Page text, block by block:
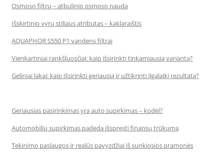
Osmoso filtrų – atbulinio osmoso nauda
Išskirtinio vyrų stiliaus atributas – kaklaraištis
AQUAPHOR S550 P1 vandens filtrai
Vienkartiniai rankšluosčiai: kaip išsirinkti tinkamiausią variantą?
Geliniai lakai: kaip išsirinkti geriausią ir užtikrinti ilgalaikį rezultatą?
Geriausias pasirinkimas yra auto supirkimas – kodėl?
Automobilių supirkimas padeda išspręsti finansų trūkumą
Tekinimo paslaugos ir realūs pavyzdžiai iš sunkiosios pramonės